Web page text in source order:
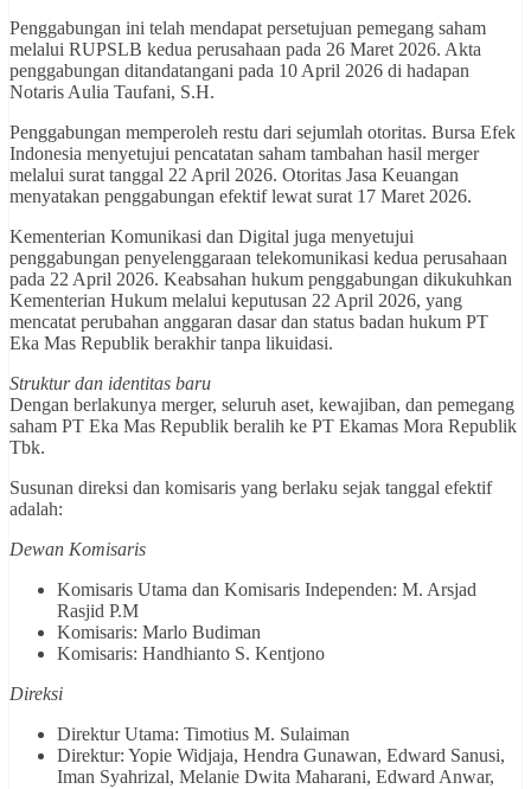
Penggabungan ini telah mendapat persetujuan pemegang saham
melalui RUPSLB kedua perusahaan pada 26 Maret 2026. Akta
penggabungan ditandatangani pada 10 April 2026 di hadapan
Notaris Aulia Taufani, S.H.
Penggabungan memperoleh restu dari sejumlah otoritas. Bursa Efek
Indonesia menyetujui pencatatan saham tambahan hasil merger
melalui surat tanggal 22 April 2026. Otoritas Jasa Keuangan
menyatakan penggabungan efektif lewat surat 17 Maret 2026.
Kementerian Komunikasi dan Digital juga menyetujui
penggabungan penyelenggaraan telekomunikasi kedua perusahaan
pada 22 April 2026. Keabsahan hukum penggabungan dikukuhkan
Kementerian Hukum melalui keputusan 22 April 2026, yang
mencatat perubahan anggaran dasar dan status badan hukum PT
Eka Mas Republik berakhir tanpa likuidasi.
Struktur dan identitas baru
Dengan berlakunya merger, seluruh aset, kewajiban, dan pemegang
saham PT Eka Mas Republik beralih ke PT Ekamas Mora Republik
Tbk.
Susunan direksi dan komisaris yang berlaku sejak tanggal efektif
adalah:
Dewan Komisaris
Komisaris Utama dan Komisaris Independen: M. Arsjad
Rasjid P.M
Komisaris: Marlo Budiman
Komisaris: Handhianto S. Kentjono
Direksi
Direktur Utama: Timotius M. Sulaiman
Direktur: Yopie Widjaja, Hendra Gunawan, Edward Sanusi,
Iman Syahrizal, Melanie Dwita Maharani, Edward Anwar,